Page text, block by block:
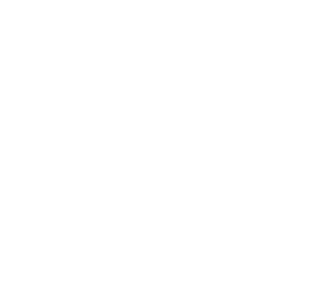
renouvellement cellulaire.
Vous pouvez même vous faire un masque à base de miel de
sur
de